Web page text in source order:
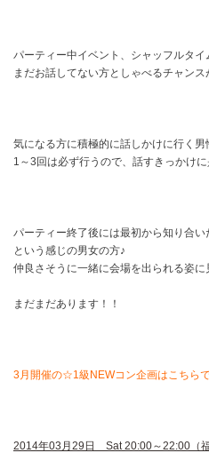
パーティー中イベント、シャッフルタイ
まだお話してない方としゃべるチャンス
気になる方に積極的に話しかけに行く男
1～3回は必ず行うので、話すきっかけ
パーティー終了後には最初から知り合い
という感じの男女の方♪
仲良さそうに一緒に会場を出られる姿
まだまだあります！！
3月開催の☆1級NEWコン企画はこちら
2014年03月29日 Sat 20:00～22:00（